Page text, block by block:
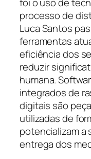
processo de
Luca Santos
ferramentas
eficiência dos
reduzir
humana.
integrados de
digitais são
utilizadas de
potencializam a
entrega dos